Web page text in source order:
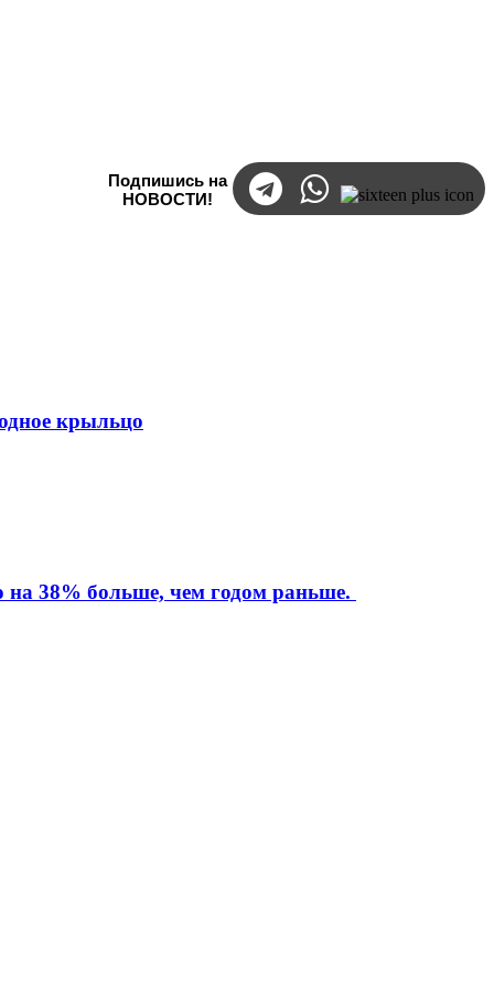
Подпишись на
НОВОСТИ!
крыльцо
на 38% больше, чем годом раньше.